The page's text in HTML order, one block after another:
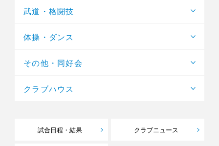
武道・格闘技
体操・ダンス
その他・同好会
クラブハウス
試合日程・結果 クラブニュース